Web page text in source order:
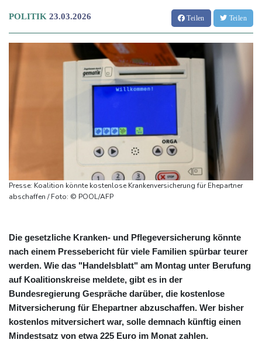
POLITIK 23.03.2026 Teilen Teilen
Presse: Koalition könnte kostenlose Krankenversicherung für Ehepartner
abschaffen / Foto: © POOL/AFP
Die gesetzliche Kranken- und Pflegeversicherung könnte
nach einem Pressebericht für viele Familien spürbar teurer
werden. Wie das "Handelsblatt" am Montag unter Berufung
auf Koalitionskreise meldete, gibt es in der
Bundesregierung Gespräche darüber, die kostenlose
Mitversicherung für Ehepartner abzuschaffen. Wer bisher
kostenlos mitversichert war, solle demnach künftig einen
Mindestsatz von etwa 225 Euro im Monat zahlen.